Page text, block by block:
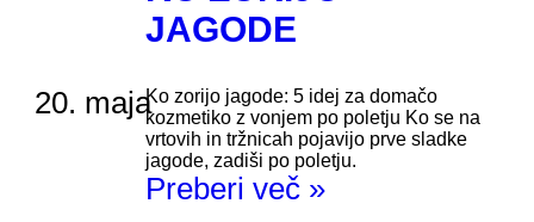
JAGODE
20. majaKo zorijo jagode: 5 idej za domačo
kozmetiko z vonjem po poletju Ko se na
vrtovih in tržnicah pojavijo prve sladke
jagode, zadiši po poletju.
Preberi več »